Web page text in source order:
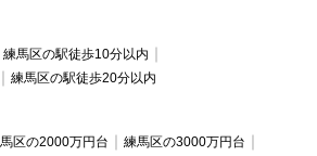
練馬区の駅徒歩10分以内
練馬区の駅徒歩20分以内
区の2000万円台
練馬区の3000万円台